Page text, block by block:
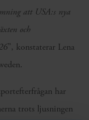
att USA:s nya
och
”, konstaterar Lena
har
trots ljusningen